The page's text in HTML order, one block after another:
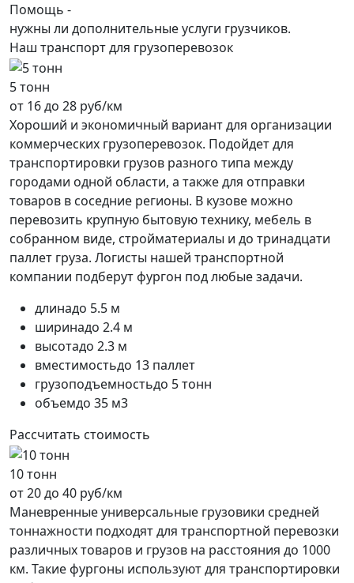
Помощь -
нужны ли дополнительные услуги грузчиков.
Наш транспорт для грузоперевозок
5 тонн
от 16 до 28 руб/км
Хороший и экономичный вариант для организации
коммерческих грузоперевозок. Подойдет для
транспортировки грузов разного типа между
городами одной области, а также для отправки
товаров в соседние регионы. В кузове можно
перевозить крупную бытовую технику, мебель в
собранном виде, стройматериалы и до тринадцати
паллет груза. Логисты нашей транспортной
компании подберут фургон под любые задачи.
длинадо 5.5 м
ширинадо 2.4 м
высотадо 2.3 м
вместимостьдо 13 паллет
грузоподъемностьдо 5 тонн
объемдо 35 м3
Рассчитать стоимость
10 тонн
от 20 до 40 руб/км
Маневренные универсальные грузовики средней
тоннажности подходят для транспортной перевозки
различных товаров и грузов на расстояния до 1000
км. Такие фургоны используют для транспортировки